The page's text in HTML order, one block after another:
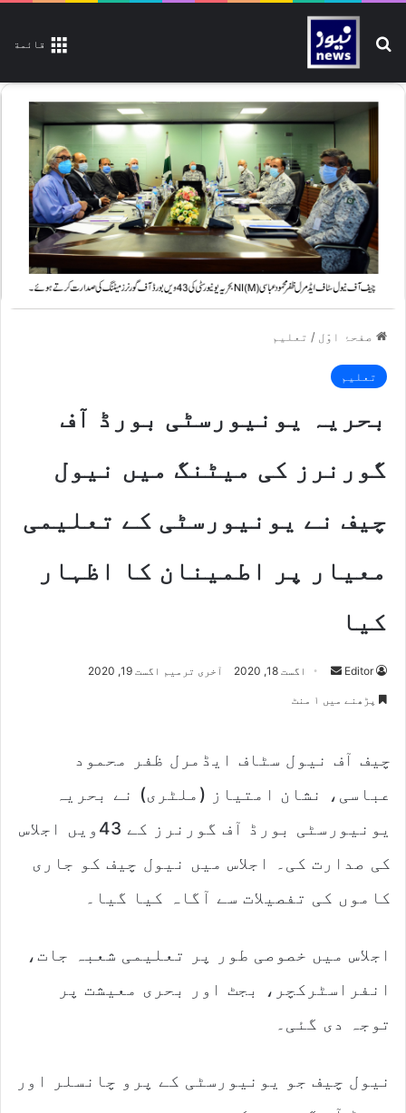
قائمة تلاش کیجیے
صفحۂ اوّل / تعلیم
تعلیم
بحریہ یونیورسٹی بورڈ آف
گورنرز کی میٹنگ میں نیول
چیف نے یونیورسٹی کے تعلیمی
معیار پر اطمینان کا اظہار
کیا
Editor
Send
اگست 18, 2020 آخری ترمیم اگست 19, 2020
پڑھنے میں ۱ منٹ
چیف آف نیول سٹاف ایڈمرل ظفر محمود
عباسی، نشان امتیاز (ملٹری) نے بحریہ
یونیورسٹی بورڈ آف گورنرز کے 43ویں اجلاس
کی صدارت کی۔ اجلاس میں نیول چیف کو جاری
کاموں کی تفصیلات سے آگاہ کیا گیا۔
اجلاس میں خصوصی طور پر تعلیمی شعبہ جات،
انفراسٹرکچر، بجٹ اور بحری معیشت پر
توجہ دی گئی۔
نیول چیف جو یونیورسٹی کے پرو چانسلر اور